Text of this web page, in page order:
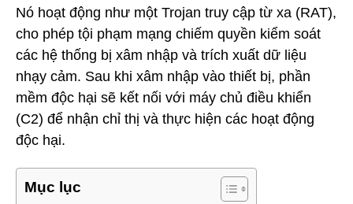
Nó hoạt động như một Trojan truy cập từ xa (RAT),
cho phép tội phạm mạng chiếm quyền kiểm soát
các hệ thống bị xâm nhập và trích xuất dữ liệu
nhạy cảm. Sau khi xâm nhập vào thiết bị, phần
mềm độc hại sẽ kết nối với máy chủ điều khiển
(C2) để nhận chỉ thị và thực hiện các hoạt động
độc hại.
Mục lục